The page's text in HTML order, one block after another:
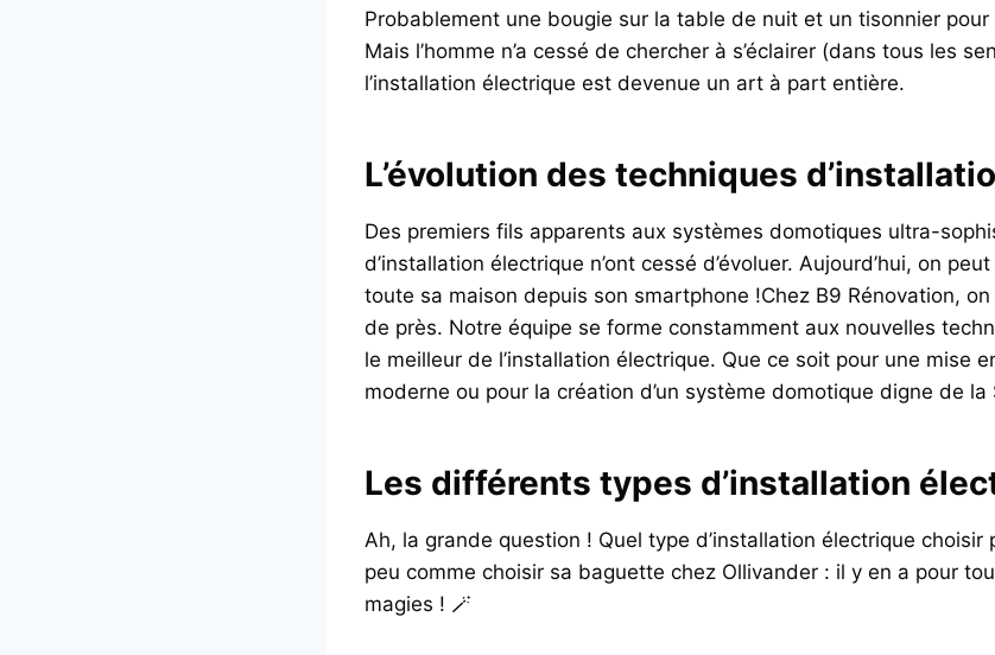
Probablement une bougie sur la table de nuit et un tisonnier
Mais l’homme n’a cessé de chercher à s’éclairer (dans tous les
l’installation électrique est devenue un art à part entière.
L’évolution des techniques
Des premiers fils apparents aux systèmes domotiques ultra-
d’installation électrique n’ont cessé d’évoluer. Aujourd’hui, on
toute sa maison depuis son smartphone !Chez B9 Rénovation,
de près. Notre équipe se forme constamment aux nouvelles
le meilleur de l’installation électrique. Que ce soit pour une mise
moderne ou pour la création d’un système domotique digne de
Les différents types d’installation
Ah, la grande question ! Quel type d’installation électrique choisir
peu comme choisir sa baguette chez Ollivander : il y en a pour
magies ! 🪄